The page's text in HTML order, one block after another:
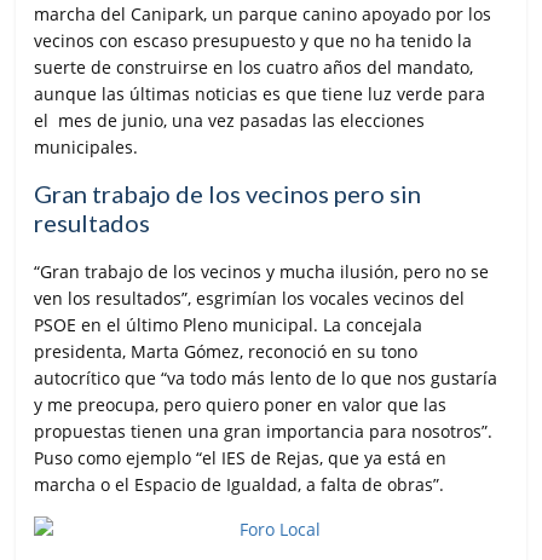
marcha del Canipark, un parque canino apoyado por los
vecinos con escaso presupuesto y que no ha tenido la
suerte de construirse en los cuatro años del mandato,
aunque las últimas noticias es que tiene luz verde para
el mes de junio, una vez pasadas las elecciones
municipales.
Gran trabajo de los vecinos pero sin
resultados
“Gran trabajo de los vecinos y mucha ilusión, pero no se
ven los resultados”, esgrimían los vocales vecinos del
PSOE en el último Pleno municipal. La concejala
presidenta, Marta Gómez, reconoció en su tono
autocrítico que “va todo más lento de lo que nos gustaría
y me preocupa, pero quiero poner en valor que las
propuestas tienen una gran importancia para nosotros”.
Puso como ejemplo “el IES de Rejas, que ya está en
marcha o el Espacio de Igualdad, a falta de obras”.